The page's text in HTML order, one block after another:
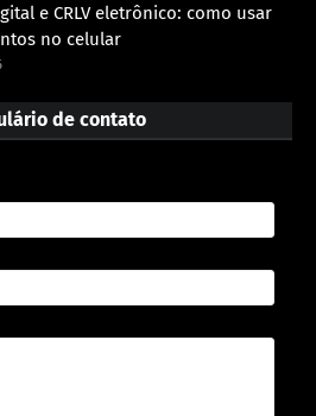
e CRLV eletrônico: como usar
no celular
de contato